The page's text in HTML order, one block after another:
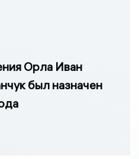
Орла Иван
был назначен